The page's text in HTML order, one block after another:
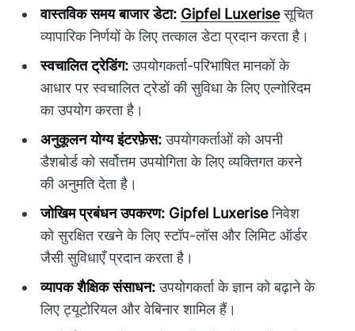
वास्तविक समय बाजार डेटा: Gipfel Luxeriseसूचित
व्यापारिक निर्णयों के लिए तत्काल डेटा प्रदान करता है।
स्वचालित ट्रेडिंग:उपयोगकर्ता-परिभाषित मानकों के
आधार पर स्वचालित ट्रेडों की सुविधा के लिए एल्गोरिदम
का उपयोग करता है।
अनुकूलन योग्य इंटरफ़ेस:उपयोगकर्ताओं को अपनी
डैशबोर्ड को सर्वोत्तम उपयोगिता के लिए व्यक्तिगत करने
की अनुमति देता है।
जोखिम प्रबंधन उपकरण: Gipfel Luxeriseनिवेश
को सुरक्षित रखने के लिए स्टॉप-लॉस और लिमिट ऑर्डर
जैसी सुविधाएँ प्रदान करता है।
व्यापक शैक्षिक संसाधन:उपयोगकर्ता के ज्ञान को बढ़ाने के
लिए ट्यूटोरियल और वेबिनार शामिल हैं।